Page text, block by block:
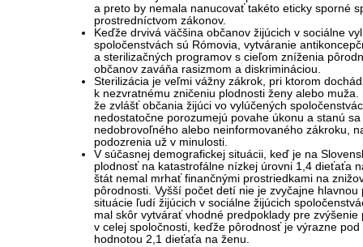
a preto by nemala nanucovať takéto eticky sporné
prostredníctvom zákonov.
Keďže drvivá väčšina občanov žijúcich v sociálne
spoločenstvách sú Rómovia, vytváranie
a sterilizačných programov s cieľom zníženia
občanov zaváňa rasizmom a diskrimináciou.
Sterilizácia je veľmi vážny zákrok, pri ktorom
k nezvratnému zničeniu plodnosti ženy alebo
že zvlášť občania žijúci vo vylúčených
nedostatočne porozumejú povahe úkonu a stanú
nedobrovoľného alebo neinformovaného zákroku,
podozrenia už v minulosti.
V súčasnej demografickej situácii, keď je na
plodnosť na katastrofálne nízkej úrovni 1,4 dieťaťa
štát nemal mrhať finančnými prostriedkami na
pôrodnosti. Vyšší počet detí nie je zvyčajne hlavnou
situácie ľudí žijúcich v sociálne žijúcich
mal skôr vytvárať vhodné predpoklady pre zvýšenie
v celej spoločnosti, keďže pôrodnosť je výrazne pod
hodnotou 2,1 dieťaťa na ženu.